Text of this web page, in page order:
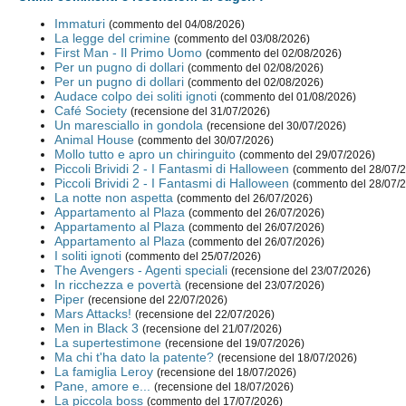
Immaturi (commento del 04/08/2026)
La legge del crimine (commento del 03/08/2026)
First Man - Il Primo Uomo (commento del 02/08/2026)
Per un pugno di dollari (commento del 02/08/2026)
Per un pugno di dollari (commento del 02/08/2026)
Audace colpo dei soliti ignoti (commento del 01/08/2026)
Café Society (recensione del 31/07/2026)
Un maresciallo in gondola (recensione del 30/07/2026)
Animal House (commento del 30/07/2026)
Mollo tutto e apro un chiringuito (commento del 29/07/2026)
Piccoli Brividi 2 - I Fantasmi di Halloween (commento del 28/07/
Piccoli Brividi 2 - I Fantasmi di Halloween (commento del 28/07/
La notte non aspetta (commento del 26/07/2026)
Appartamento al Plaza (commento del 26/07/2026)
Appartamento al Plaza (commento del 26/07/2026)
Appartamento al Plaza (commento del 26/07/2026)
I soliti ignoti (commento del 25/07/2026)
The Avengers - Agenti speciali (recensione del 23/07/2026)
In ricchezza e povertà (recensione del 23/07/2026)
Piper (recensione del 22/07/2026)
Mars Attacks! (recensione del 22/07/2026)
Men in Black 3 (recensione del 21/07/2026)
La supertestimone (recensione del 19/07/2026)
Ma chi t'ha dato la patente? (recensione del 18/07/2026)
La famiglia Leroy (recensione del 18/07/2026)
Pane, amore e... (recensione del 18/07/2026)
La piccola boss (commento del 17/07/2026)